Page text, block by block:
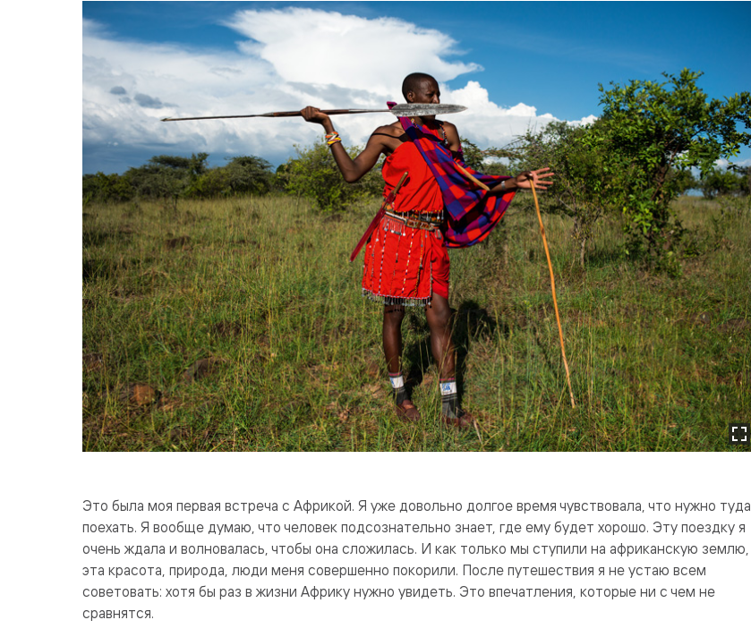
Это была моя первая встреча с Африкой. Я уже довольно долгое время чувствовала, что нужно туда
поехать. Я вообще думаю, что человек подсознательно знает, где ему будет хорошо. Эту поездку я
очень ждала и волновалась, чтобы она сложилась. И как только мы ступили на африканскую землю,
эта красота, природа, люди меня совершенно покорили. После путешествия я не устаю всем
советовать: хотя бы раз в жизни Африку нужно увидеть. Это впечатления, которые ни с чем не
сравнятся.